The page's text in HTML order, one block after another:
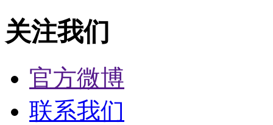
关注我们
官方微博
联系我们